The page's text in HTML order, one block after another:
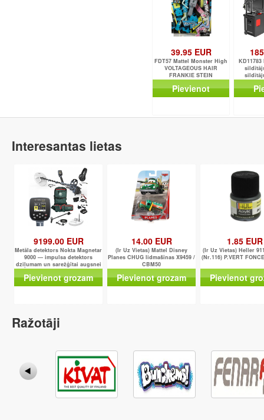
39.95 EUR
FDT57 Mattel Monster High
VOLTAGEOUS HAIR
FRANKIE STEIN
Pievienot
tālvadības
Interesantas lietas
9199.00 EUR
Metāla detektors Nokta Magnetar
9000 — impulsa detektors
dziļumam un sarežģītai augsnei
Pievienot grozam
14.00 EUR
(Ir Uz Vietas) Mattel Disney
Planes CHUG lidmašīnas X9459 /
CBM50
Pievienot grozam
1.85 EUR
(Ir Uz Vietas) Heller
(Nr.116) P.VERT
Pievienot
Ražotāji